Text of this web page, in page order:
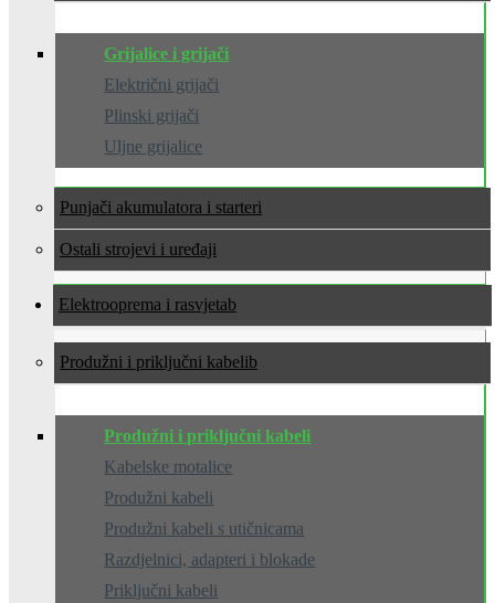
Grijalice i grijači
Električni grijači
Plinski grijači
Uljne grijalice
Punjači akumulatora i starteri
Ostali strojevi i uređaji
Elektrooprema i rasvjeta
Produžni i priključni kabeli
Produžni i priključni kabeli
Kabelske motalice
Produžni kabeli
Produžni kabeli s utičnicama
Razdjelnici, adapteri i blokade
Priključni kabeli